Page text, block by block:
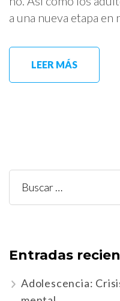
a una nueva etapa en
LEER MÁS
Buscar:
Entradas
Adolescencia: